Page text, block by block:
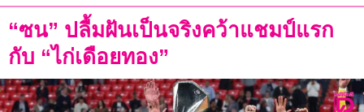
“ซน” ปลื้มฝันเป็นจริงคว้าแชมป์แรก
กับ “ไก่เดือยทอง”